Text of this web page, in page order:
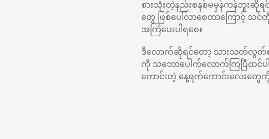
စားသုံးတဲ့နည်းစနစ်မမှန်ကန်ဘူးဆိုရ
တွေ ဖြစ်ပေါ်လာစေတာကြောင့် သ
အကြံပေးပါရစေ။
ဒီလောက်ဆိုရင်တော့ သားသတ်လွတ်စား
ကို သဘောပေါက်လောက်ကြပြီထင်ပ
ကောင်းတဲ့ နေ့ရက်ကောင်းလေးတွေ